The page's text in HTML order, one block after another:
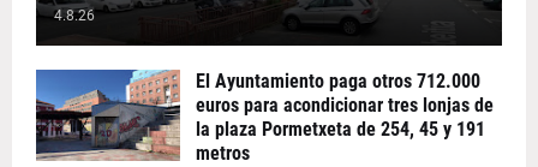
4.8.26
El Ayuntamiento paga otros 712.000
euros para acondicionar tres lonjas de
la plaza Pormetxeta de 254, 45 y 191
metros